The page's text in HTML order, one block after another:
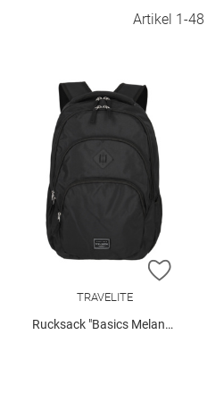
Artikel 1-48
ZUR
TRAVELITE
Rucksack "Basics Melange"